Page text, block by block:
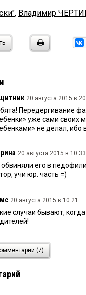
, Владимир
20 августа 2015 в
Передергивание
уже сами своих
не делал, ибо
20 августа 2015 в 10:33:
обвиняли его в
учи юр. часть =)
20 августа 2015 в 10:21:
случаи бывают,
20 августа 2015 в 09:56:
(Тесак)
а гомику только
(7)